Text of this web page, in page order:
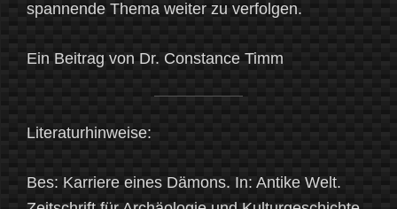
spannende Thema weiter zu verfolgen.
Ein Beitrag von Dr. Constance Timm
Literaturhinweise:
Bes: Karriere eines Dämons. In: Antike Welt.